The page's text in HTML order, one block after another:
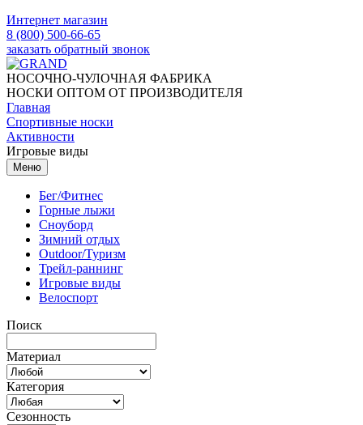
Интернет магазин
8 (800) 500-66-65
заказать обратный звонок
НОСОЧНО-ЧУЛОЧНАЯ ФАБРИКА
НОСКИ ОПТОМ ОТ ПРОИЗВОДИТЕЛЯ
Главная
Спортивные носки
Активности
Игровые виды
Меню
Бег/Фитнес
Горные лыжи
Сноуборд
Зимний отдых
Outdoor/Туризм
Трейл-раннинг
Игровые виды
Велоспорт
Поиск
Материал
Категория
Сезонность